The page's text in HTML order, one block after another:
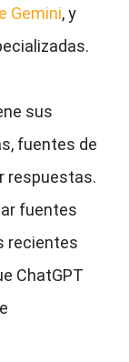
Gemini, y
sus
fuentes de
respuestas.
fuentes
recientes
ChatGPT